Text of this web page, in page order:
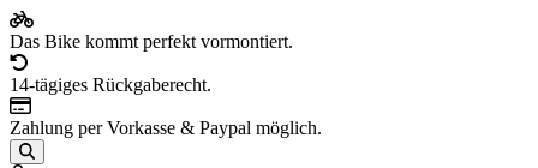
Das Bike kommt perfekt vormontiert.
14-tägiges Rückgaberecht.
Zahlung per Vorkasse & Paypal möglich.